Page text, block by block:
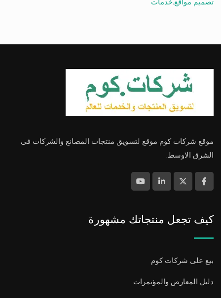
تصميم مواقع,خدمات
موقع شركات كوم موقع لتسويق منتجات المصانع والشركات فى
الشرق الاوسط.
كيف تجعل منتجاتك مشهورة
بيع على شركات كوم
دليل المعارض والمؤتمرات